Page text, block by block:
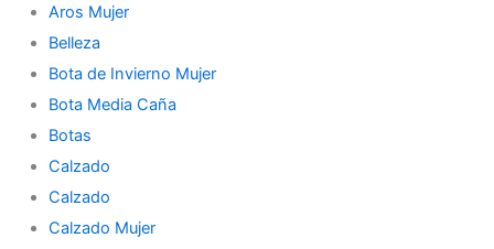
Aros Mujer
Belleza
Bota de Invierno Mujer
Bota Media Caña
Botas
Calzado
Calzado
Calzado Mujer